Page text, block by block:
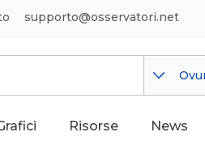
supporto@osservatori.net
Risorse News